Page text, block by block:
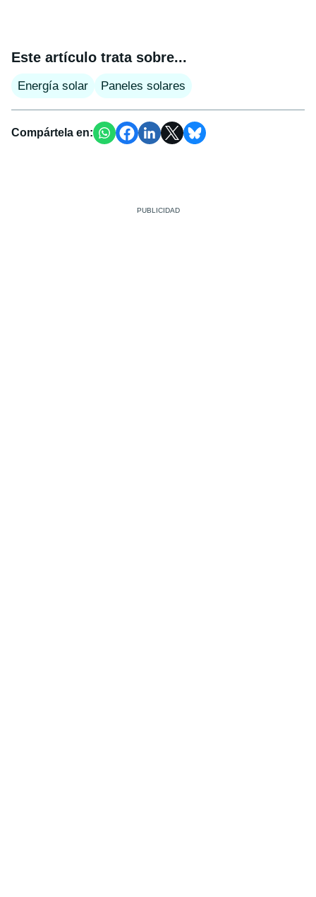
Este artículo trata sobre...
Energía solar Paneles solares
Compártela en: